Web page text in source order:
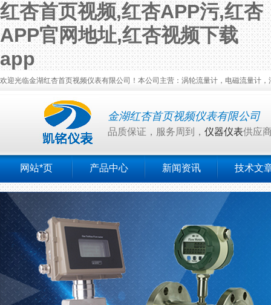
红杏首页视频,红杏APP污,红杏
APP官网地址,红杏视频下载
app
欢迎光临金湖红杏首页视频仪表有限公司！本公司主营：涡轮流量计，电磁流量计
金湖红杏首页视频仪表有限公司
品质保证，服务周到， 仪器仪表供应
网站*页 产品中心 新闻资讯 技术文